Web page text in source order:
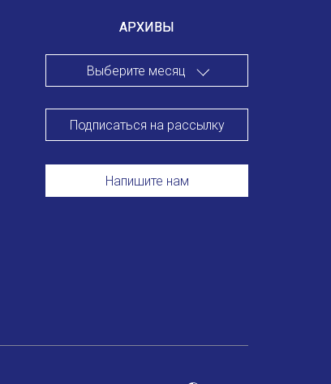
АРХИВЫ
Выберите месяц
Подписаться на рассылку
Напишите нам